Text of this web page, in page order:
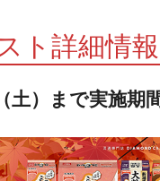
ト詳細情報
土）まで実施期